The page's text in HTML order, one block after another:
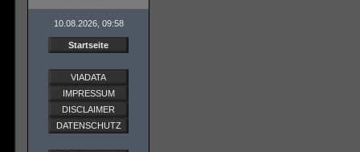
10.08.2026, 09:58
Startseite
VIADATA
IMPRESSUM
DISCLAIMER
DATENSCHUTZ